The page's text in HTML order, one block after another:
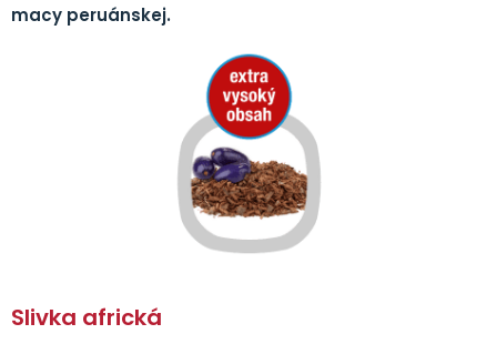
macy peruánskej.
Slivka africká